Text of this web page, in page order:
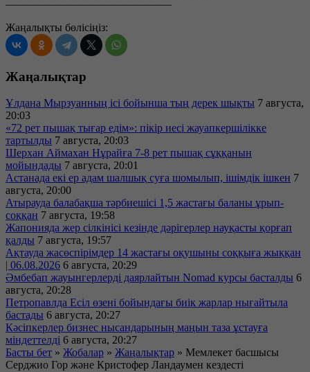
———————————————
Жаңалықты бөлісіңіз:
Жаңалықтар
Ұлдана Мырзуанның ісі бойынша тың дерек шықты 7 августа,
20:03
«72 рет пышақ тығар едім»: пікір иесі жауапкершілікке
тартылды 7 августа, 20:03
Шерхан Аймахан Нұрайға 7-8 рет пышақ сұққанын
мойындады 7 августа, 20:01
Астанада екі ер адам шалшық суға шомылып, ішімдік ішкен 7
августа, 20:00
Атырауда балабақша тәрбиешісі 1,5 жастағы баланы ұрып-
соққан 7 августа, 19:58
Жапонияда жер сілкінісі кезінде дәрігерлер науқасты қорғап
қалды 7 августа, 19:57
Ақтауда жасөспірімдер 14 жастағы оқушыны соққыға жыққан
| 06.08.2026 6 августа, 20:29
Әмбебап жауынгерлерді даярлайтын Nomad курсы басталды 6
августа, 20:28
Петропавлда Есіл өзені бойындағы биік жарлар нығайтыла
бастады 6 августа, 20:27
Кәсіпкерлер бизнес нысандарының маңын таза ұстауға
міндеттелді 6 августа, 20:27
Басты бет » Жобалар » Жаңалықтар » Мемлекет басшысы
Серджио Гор және Кристофер Ландаумен кездесті